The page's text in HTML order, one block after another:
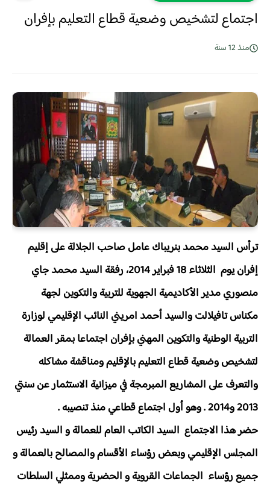
اجتماع لتشخيص وضعية قطاع التعليم بإفران
منذ 12 سنة
ترأس السيد محمد بنريباك عامل صاحب الجلالة على إقليم
إفران يوم الثلاثاء 18 فبراير 2014، رفقة السيد محمد جاي
منصوري مدير الأكاديمية الجهوية للتربية والتكوين لجهة
مكناس تافيلالت والسيد أحمد امريني النائب الإقليمي لوزارة
التربية الوطنية والتكوين المهني بإفران اجتماعا بمقر العمالة
لتشخيص وضعية قطاع التعليم بالإقليم ومناقشة مشاكله
والتعرف على المشاريع المبرمجة في ميزانية الاستثمار عن سنتي
2013 و2014 . وهو أول اجتماع قطاعي منذ تنصيبه .
حضر هذا الاجتماع السيد الكاتب العام للعمالة و السيد رئيس
المجلس الإقليمي وبعض رؤساء الأقسام والمصالح بالعمالة و
جميع رؤساء الجماعات القروية و الحضرية وممثلي السلطات